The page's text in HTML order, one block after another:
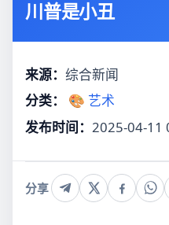
川普是小丑
来源： 综合新闻
分类：
🎨 艺术
发布时间： 2025-04-11
分享